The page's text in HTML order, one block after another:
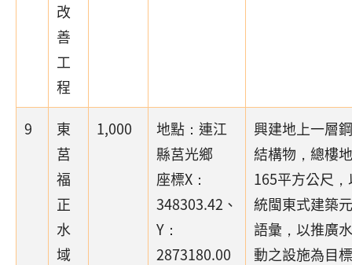
改
善
工
程
9
東
莒
福
正
水
域
1,000
地點：連江
縣莒光鄉
座標X：
348303.42、
Y：
2873180.00
興建地上一層
結構物，總樓
165平方公尺
統閩東式建築
語彙，以推廣
動之設施為目